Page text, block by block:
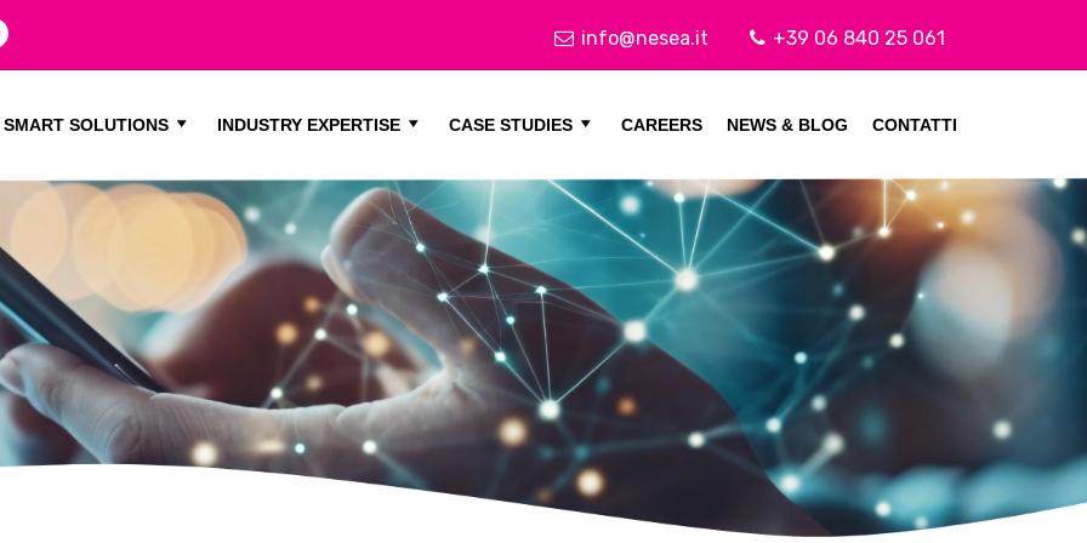
info@nesea.it +39 06 840 25 061
SMART SOLUTIONS INDUSTRY EXPERTISE CASE STUDIES CAREERS NEWS & BLOG CONTATTI